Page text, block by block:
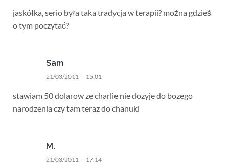
jaskółka, serio była taka tradycja w terapii? można gdzieś
o tym poczytać?
Sam
21/03/2011 — 15:01
stawiam 50 dolarow ze charlie nie dozyje do bozego
narodzenia czy tam teraz do chanuki
M.
21/03/2011 — 17:14